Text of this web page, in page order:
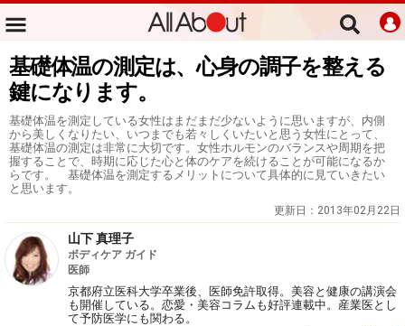
基礎体温の測定は、心身の調子を整える
鍵になります。
基礎体温を測定している女性はまだまだ少ないように思いますが、内側
から美しくなりたい、いつまでも若々しくいたいと思う女性にとって、
基礎体温の測定は非常に大切です。女性ホルモンのバランスや周期を把
握することで、時期に応じた心と体のケアを続けることが可能になるか
らです。 基礎体温を測定するメリットについて具体的に見ていきたい
と思います。
更新日： 2013年02月22日
山下 真理子
ボディケア ガイド
医師
京都府立医科大学卒業後、医師免許取得。美容と健康の講演会
も開催している。恋愛・美容コラムも好評連載中。産業医とし
て予防医学にも関わる。